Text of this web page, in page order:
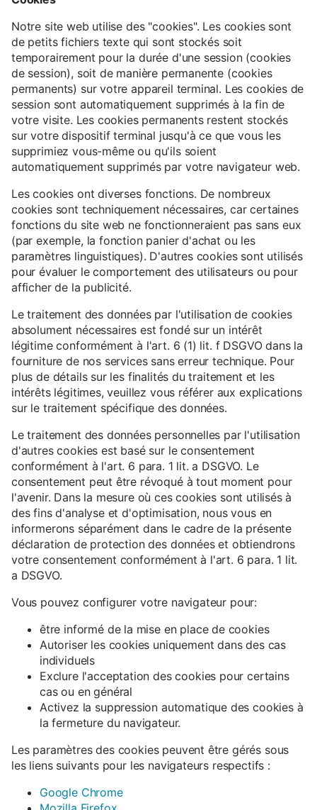
Notre site web utilise des "cookies". Les cookies sont
de petits fichiers texte qui sont stockés soit
temporairement pour la durée d'une session (cookies
de session), soit de manière permanente (cookies
permanents) sur votre appareil terminal. Les cookies de
session sont automatiquement supprimés à la fin de
votre visite. Les cookies permanents restent stockés
sur votre dispositif terminal jusqu'à ce que vous les
supprimiez vous-même ou qu'ils soient
automatiquement supprimés par votre navigateur web.
Les cookies ont diverses fonctions. De nombreux
cookies sont techniquement nécessaires, car certaines
fonctions du site web ne fonctionneraient pas sans eux
(par exemple, la fonction panier d'achat ou les
paramètres linguistiques). D'autres cookies sont utilisés
pour évaluer le comportement des utilisateurs ou pour
afficher de la publicité.
Le traitement des données par l'utilisation de cookies
absolument nécessaires est fondé sur un intérêt
légitime conformément à l'art. 6 (1) lit. f DSGVO dans la
fourniture de nos services sans erreur technique. Pour
plus de détails sur les finalités du traitement et les
intérêts légitimes, veuillez vous référer aux explications
sur le traitement spécifique des données.
Le traitement des données personnelles par l'utilisation
d'autres cookies est basé sur le consentement
conformément à l'art. 6 para. 1 lit. a DSGVO. Le
consentement peut être révoqué à tout moment pour
l'avenir. Dans la mesure où ces cookies sont utilisés à
des fins d'analyse et d'optimisation, nous vous en
informerons séparément dans le cadre de la présente
déclaration de protection des données et obtiendrons
votre consentement conformément à l'art. 6 para. 1 lit.
a DSGVO.
Vous pouvez configurer votre navigateur pour:
être informé de la mise en place de cookies
Autoriser les cookies uniquement dans des cas
individuels
Exclure l'acceptation des cookies pour certains
cas ou en général
Activez la suppression automatique des cookies à
la fermeture du navigateur.
Les paramètres des cookies peuvent être gérés sous
les liens suivants pour les navigateurs respectifs :
Google Chrome